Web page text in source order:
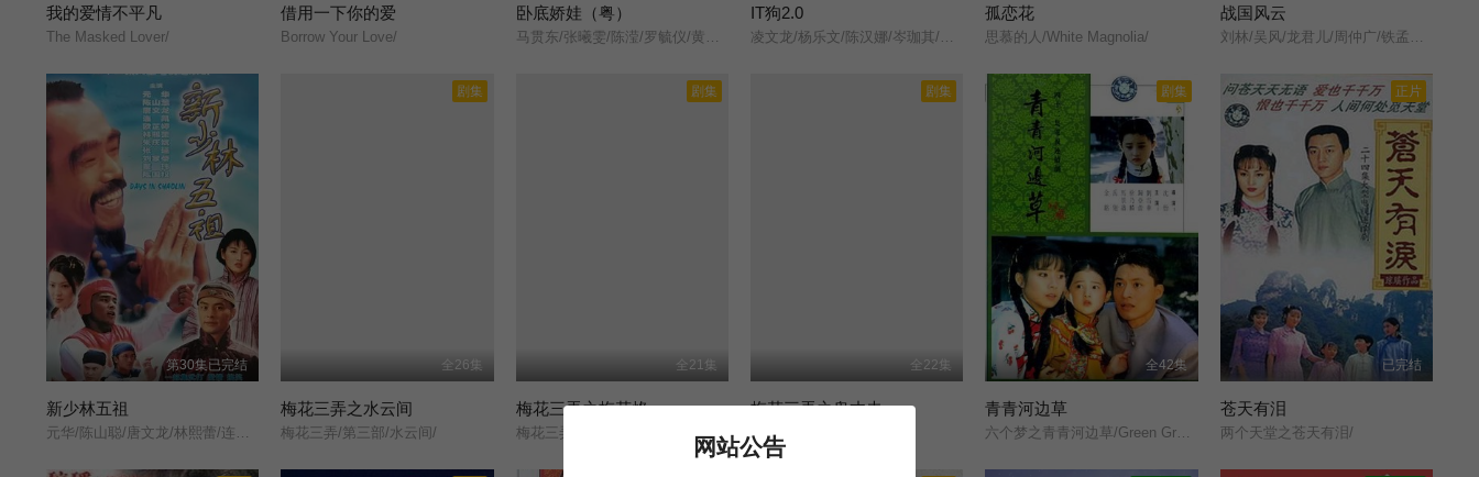
我的爱情不平凡
The Masked Lover/
借用一下你的爱
Borrow Your Love/
卧底娇娃（粤） IT狗2.0 孤恋花
思慕的人/White Magnolia/
战国风云
第30集已完结
新少林五祖
剧集
全26集
梅花三弄之水云间
梅花三弄/第三部/水云间/
剧集
全21集
梅花三弄之梅花烙
梅花三弄/第一部/梅花烙/
剧集
全22集
梅花三弄之鬼丈夫
梅花三弄/第二部/鬼丈夫/
剧集
全42集
青青河边草
正片
已完结
苍天有泪
两个天堂之苍天有泪/
网站公告